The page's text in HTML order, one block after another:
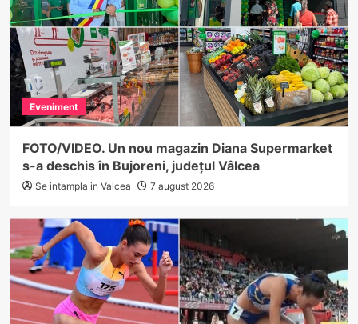
Eveniment
FOTO/VIDEO. Un nou magazin Diana Supermarket
s-a deschis în Bujoreni, județul Vâlcea
Se intampla in Valcea 7 august 2026